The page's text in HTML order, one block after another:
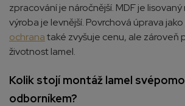
zpracování je náročnější. MDF je
výroba je levnější. Povrchová úprava jako
ochranataké zvyšuje cenu, ale zároveň
životnost lamel.
Kolik stojí montáž lamel
odborníkem?